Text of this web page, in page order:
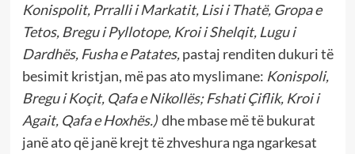
Konispolit, Prralli i Markatit, Lisi i Thatë, Gropa e
Tetos, Bregu i Pyllotope, Kroi i Shelqit, Lugu i
Dardhës, Fusha e Patates,pastaj renditen dukuri të
besimit kristjan, më pas ato myslimane: Konispoli,
Bregu i Koçit, Qafa e Nikollës; Fshati Çiflik, Kroi i
Agait, Qafa e Hoxhës.)dhe mbase më të bukurat
janë ato që janë krejt të zhveshura nga ngarkesat